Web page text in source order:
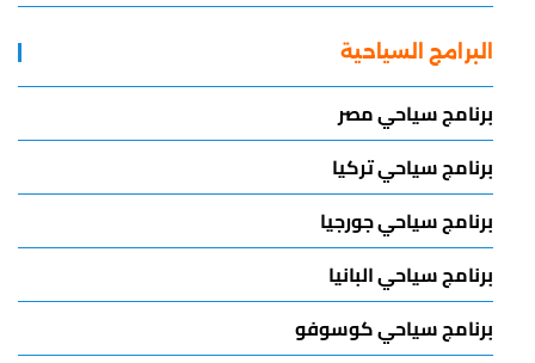
البرامج السياحية
برنامج سياحي مصر
برنامج سياحي تركيا
برنامج سياحي جورجيا
برنامج سياحي البانيا
برنامج سياحي كوسوفو